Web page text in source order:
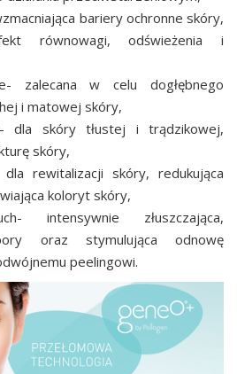
bariery ochronne skóry,
równowagi, odświeżenia i
zalecana w celu dogłębnego
i matowej skóry,
dla skóry tłustej i trądzikowej,
skóry,
dla rewitalizacji skóry, redukująca
koloryt skóry,
intensywnie złuszczająca,
oraz stymulująca odnowę
peelingowi.